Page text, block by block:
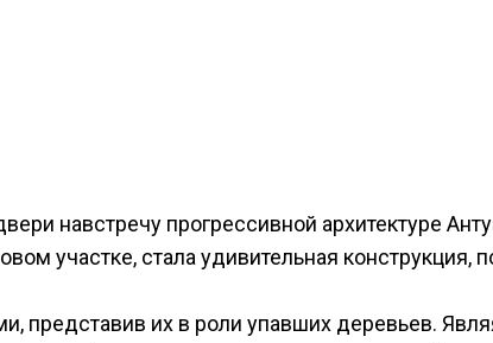
навстречу прогрессивной архитектуре
участке, стала удивительная
представив их в роли упавших деревьев.